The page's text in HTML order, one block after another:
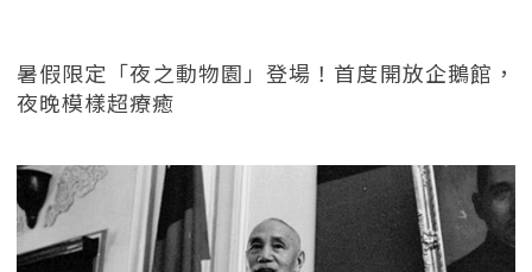
暑假限定「夜之動物園」登場！首度開放企鵝館，
夜晚模樣超療癒